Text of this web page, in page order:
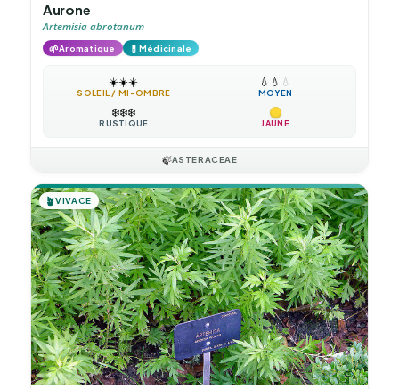
Aurone
Artemisia abrotanum
🌱Aromatique 💊 Médicinale
☀️☀️☀️
SOLEIL / MI-OMBRE
💧 💧 💧
MOYEN
❄️❄️❄️
RUSTIQUE JAUNE
🍃ASTERACEAE
🪴VIVACE